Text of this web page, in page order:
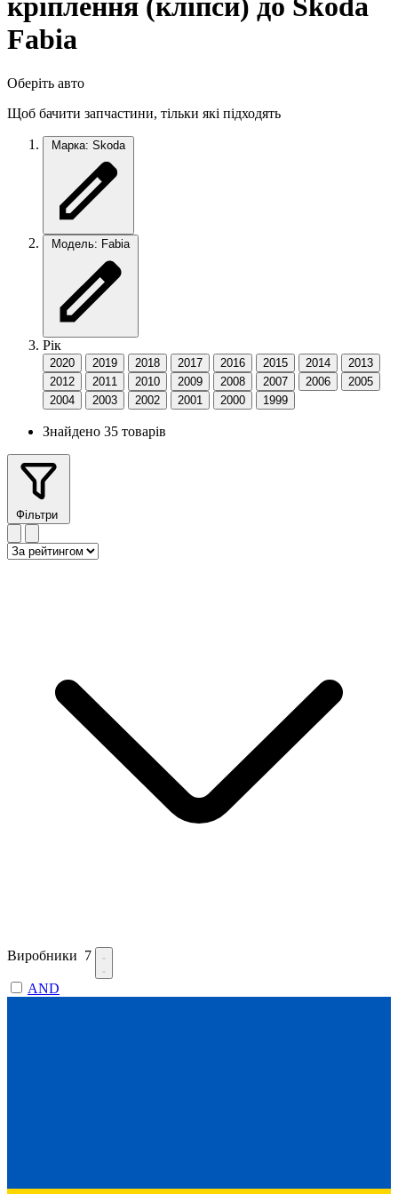
кріплення (кліпси) до Skoda
Fabia
Оберіть авто
Щоб бачити запчастини, тільки які підходять
Марка: Skoda
Модель: Fabia
Рік
2020 2019 2018 2017 2016 2015 2014
2013
2012
2011 2010 2009 2008 2007 2006
2005
2004
2003 2002 2001 2000 1999
Знайдено 35 товарів
Фільтри
Виробники 7
AND